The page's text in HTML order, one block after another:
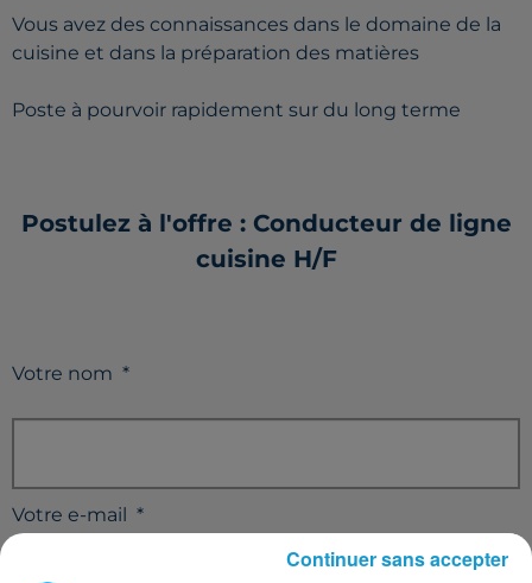
Vous avez des connaissances dans le domaine de la
cuisine et dans la préparation des matières
Poste à pourvoir rapidement sur du long terme
Postulez à l'offre : Conducteur de ligne
cuisine H/F
Votre nom *
Votre e-mail *
Continuer sans accepter